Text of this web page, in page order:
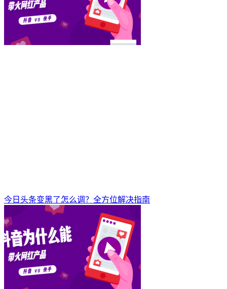
今日头条变黑了怎么调？全方位解决指南